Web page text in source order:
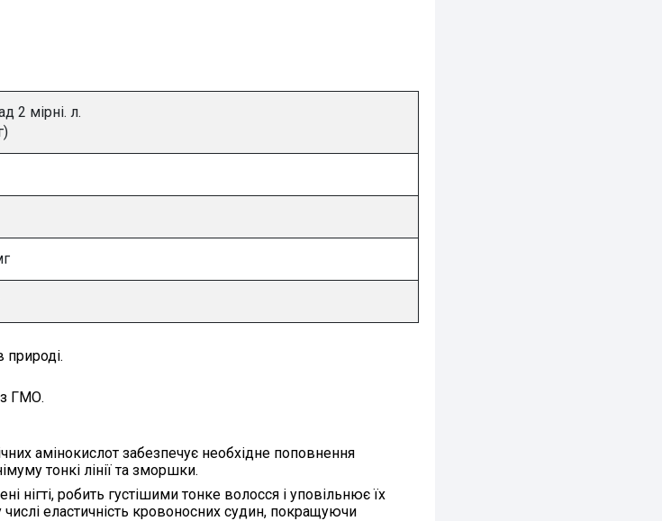
2 мірні. л.
природі.
ГМО.
амінокислот забезпечує необхідне поповнення
тонкі лінії та зморшки.
нігті, робить густішими тонке волосся і уповільнює їх
еластичність кровоносних судин, покращуючи